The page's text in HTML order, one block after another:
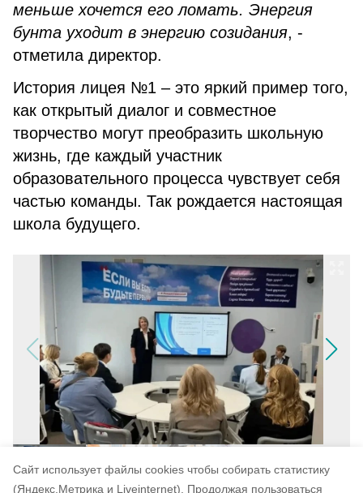
Cайт использует файлы cookies чтобы собирать статистику
(Яндекс.Метрика и Liveinternet).
Продолжая пользоваться
меньше хочется его ломать. Энергия
бунта уходит в энергию созидания, -
отметила директор.
История лицея №1 – это яркий пример того,
как открытый диалог и совместное
творчество могут преобразить школьную
жизнь, где каждый участник
образовательного процесса чувствует себя
частью команды. Так рождается настоящая
школа будущего.